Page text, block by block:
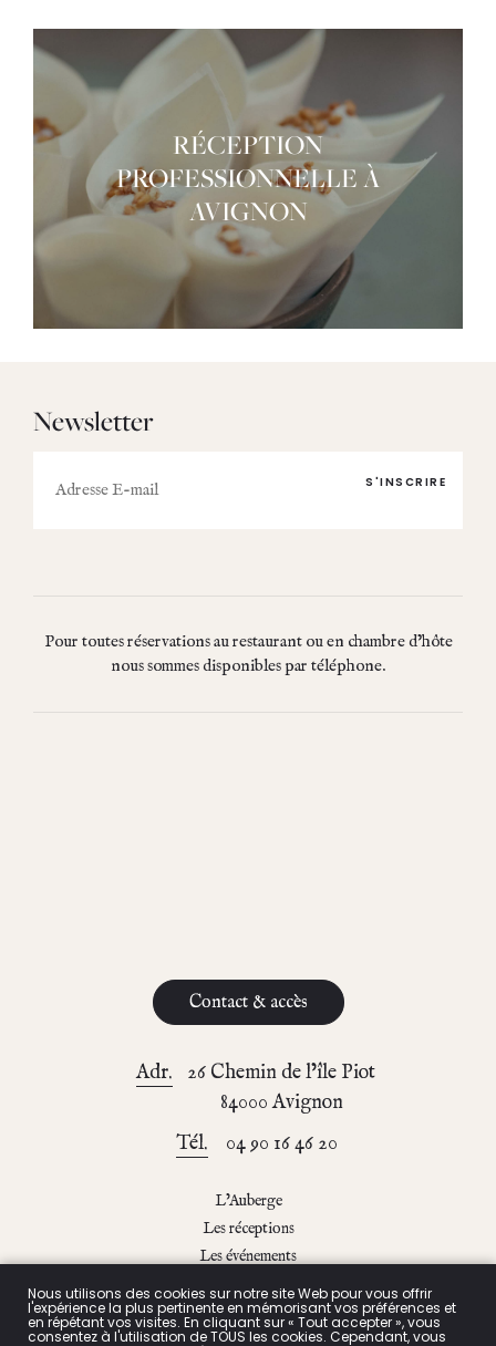
RÉCEPTION
PROFESSIONNELLE À
AVIGNON
Newsletter
mail
Pour toutes réservations au restaurant ou en chambre d’hôte
nous sommes disponibles par téléphone.
Contact & accès
Adr.
26 Chemin de l’île Piot
84000 Avignon
Tél.
04 90 16 46 20
L’Auberge
Les réceptions
Les événements
Le blog
Contact & accès
Nous utilisons des cookies sur notre site Web pour vous offrir
l'expérience la plus pertinente en mémorisant vos préférences et
en répétant vos visites. En cliquant sur « Tout accepter », vous
consentez à l'utilisation de TOUS les cookies. Cependant, vous